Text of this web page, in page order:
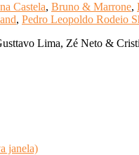
Castela, Bruno & Marrone,
, Pedro Leopoldo Rodeio
Lima, Zé Neto &
janela)